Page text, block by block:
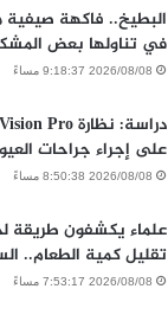
البطيخ.. فاكهة
في تناولها بعض
2026/08/08 9:18:37 مساءً
على إجراء جراحات العيون
2026/08/08 8:50:38 مساءً
علماء يكشفون طريقة
تقليل كمية الطعام..
2026/08/08 7:53:17 مساءً